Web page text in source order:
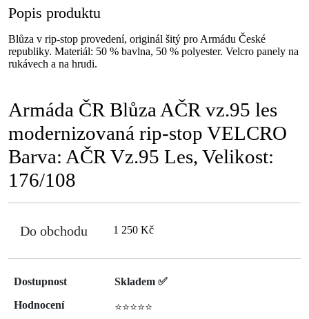
Popis produktu
Blůza v rip-stop provedení, originál šitý pro Armádu České
republiky. Materiál: 50 % bavlna, 50 % polyester. Velcro panely na
rukávech a na hrudi.
Armáda ČR Blůza AČR vz.95 les
modernizovaná rip-stop VELCRO
Barva: AČR Vz.95 Les, Velikost:
176/108
Do obchodu 1 250 Kč
Dostupnost
Skladem ✅
Hodnocení
⭐⭐⭐⭐⭐